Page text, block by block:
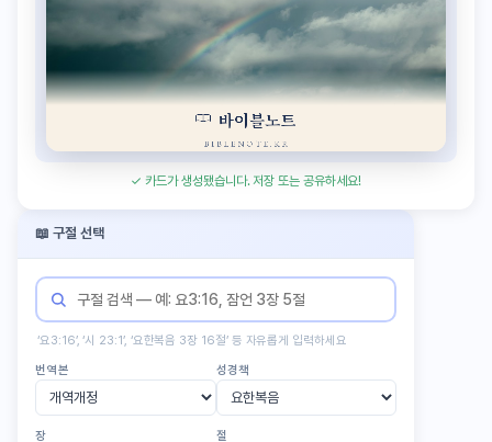
📖 구절 선택
‘요3:16’, ‘시 23:1’, ‘요한복음 3장 16절’ 등 자유롭게 입력하세요
번역본 성경책
장 절
✓ 카드가 생성됐습니다. 저장 또는 공유하세요!